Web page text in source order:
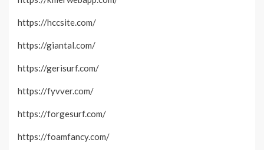
https://hccsite.com/
https://giantal.com/
https://gerisurf.com/
https://fyvver.com/
https://forgesurf.com/
https://foamfancy.com/